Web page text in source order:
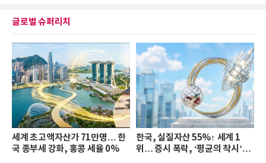
글로벌 슈퍼리치
세계 초고액자산가 71만명… 한
국 종부세 강화, 홍콩 세율 0%
한국, 실질자산 55%↑ 세계 1
위… 증시 폭락, ‘평균의 착시’와